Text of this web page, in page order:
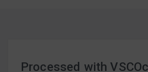
析：成分、營養價值及其優缺點
Processed with